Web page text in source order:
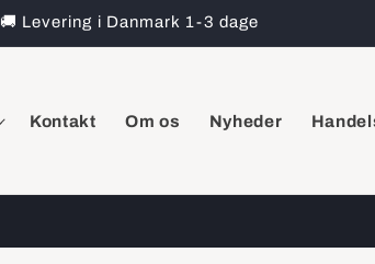
🚚 Levering i Danmark 1-3 dage
Kontakt Om os Nyheder